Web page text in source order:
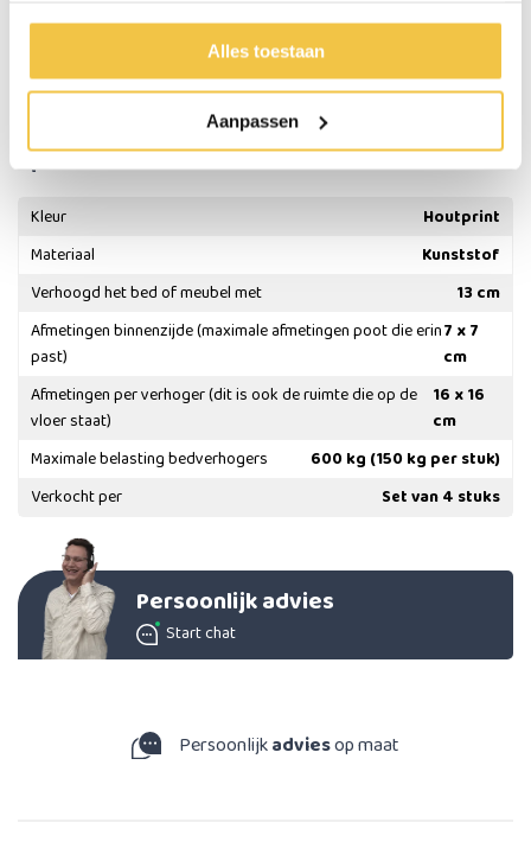
Alles toestaan
Aanpassen
Maximale belasting bedverhogers: 600 kg (150 kg per stuk)
Verkocht per set van 4 stuks
Specificaties
Kleur
Houtprint
Materiaal
Kunststof
Verhoogd het bed of meubel met
13 cm
Afmetingen binnenzijde (maximale afmetingen poot die erin
past)
7 x 7
cm
Afmetingen per verhoger (dit is ook de ruimte die op de
vloer staat)
16 x 16
cm
Maximale belasting bedverhogers
600 kg (150 kg per stuk)
Verkocht per
Set van 4 stuks
Persoonlijk advies
Start chat
Persoonlijkadviesop maat